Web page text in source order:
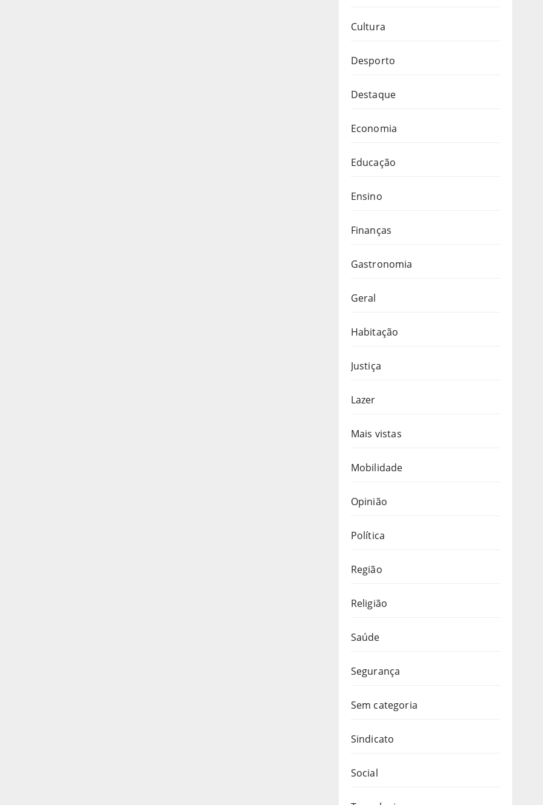
Cultura
Desporto
Destaque
Economia
Educação
Ensino
Finanças
Gastronomia
Geral
Habitação
Justiça
Lazer
Mais vistas
Mobilidade
Opinião
Política
Região
Religião
Saúde
Segurança
Sem categoria
Sindicato
Social